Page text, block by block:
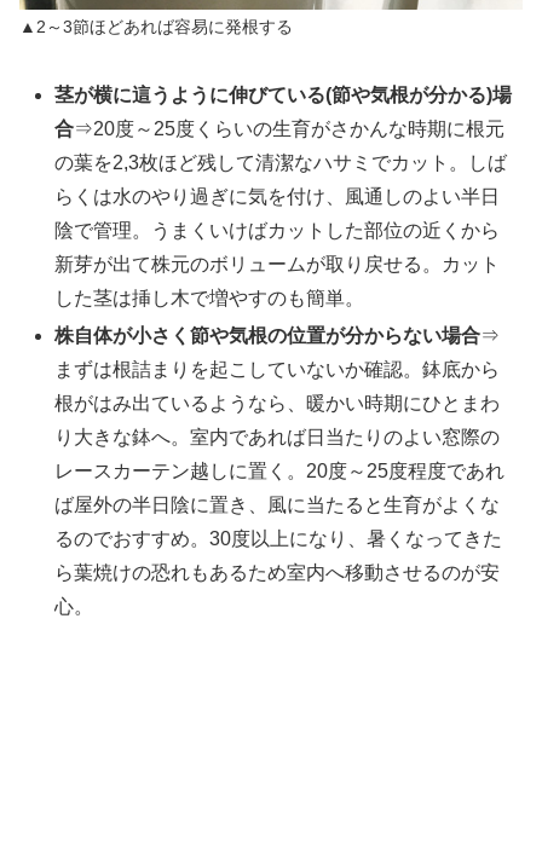
▲2～3節ほどあれば容易に発根する
茎が横に這うように伸びている(節や気根が分かる)場
合⇒20度～25度くらいの生育がさかんな時期に根元
の葉を2,3枚ほど残して清潔なハサミでカット。しば
らくは水のやり過ぎに気を付け、風通しのよい半日
陰で管理。うまくいけばカットした部位の近くから
新芽が出て株元のボリュームが取り戻せる。カット
した茎は挿し木で増やすのも簡単。
株自体が小さく節や気根の位置が分からない場合⇒
まずは根詰まりを起こしていないか確認。鉢底から
根がはみ出ているようなら、暖かい時期にひとまわ
り大きな鉢へ。室内であれば日当たりのよい窓際の
レースカーテン越しに置く。20度～25度程度であれ
ば屋外の半日陰に置き、風に当たると生育がよくな
るのでおすすめ。30度以上になり、暑くなってきた
ら葉焼けの恐れもあるため室内へ移動させるのが安
心。